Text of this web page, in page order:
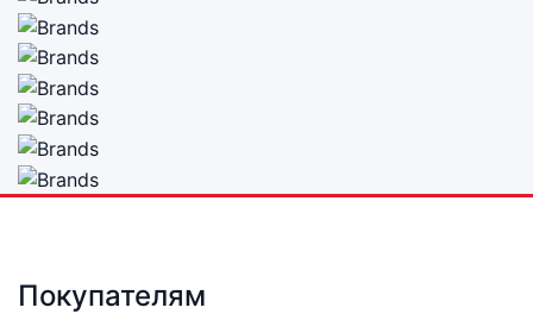
Покупателям